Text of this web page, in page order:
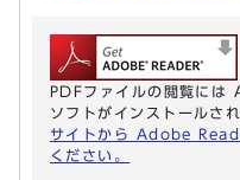
PDFファイルの閲覧に
ソフトがインストールさ
サイトから Adobe
ください。